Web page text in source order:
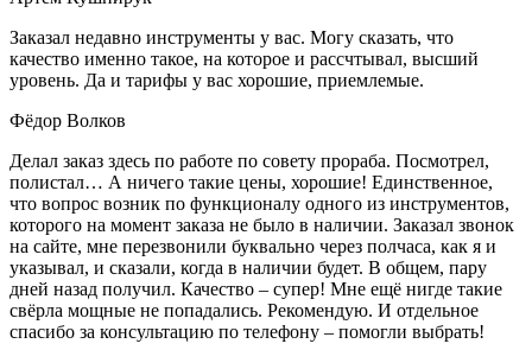
Заказал недавно инструменты у вас. Могу сказать, что
качество именно такое, на которое и рассчтывал, высший
уровень. Да и тарифы у вас хорошие, приемлемые.
Фёдор Волков
Делал заказ здесь по работе по совету прораба. Посмотрел,
полистал… А ничего такие цены, хорошие! Единственное,
что вопрос возник по функционалу одного из инструментов,
которого на момент заказа не было в наличии. Заказал звонок
на сайте, мне перезвонили буквально через полчаса, как я и
указывал, и сказали, когда в наличии будет. В общем, пару
дней назад получил. Качество – супер! Мне ещё нигде такие
свёрла мощные не попадались. Рекомендую. И отдельное
спасибо за консультацию по телефону – помогли выбрать!